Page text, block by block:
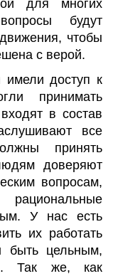
для многих
будут
чтобы
с верой.
доступ к
принимать
в состав
все
принять
доверяют
вопросам,
У нас есть
их работать
быть цельным,
Так же, как